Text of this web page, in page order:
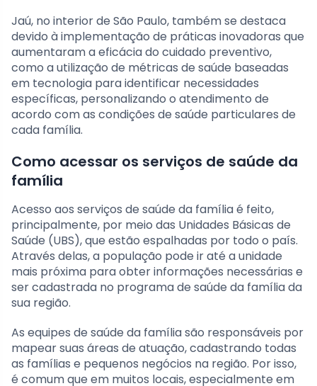
Jaú, no interior de São Paulo, também se destaca
devido à implementação de práticas inovadoras que
aumentaram a eficácia do cuidado preventivo,
como a utilização de métricas de saúde baseadas
em tecnologia para identificar necessidades
específicas, personalizando o atendimento de
acordo com as condições de saúde particulares de
cada família.
Como acessar os serviços de saúde da
família
Acesso aos serviços de saúde da família é feito,
principalmente, por meio das Unidades Básicas de
Saúde (UBS), que estão espalhadas por todo o país.
Através delas, a população pode ir até a unidade
mais próxima para obter informações necessárias e
ser cadastrada no programa de saúde da família da
sua região.
As equipes de saúde da família são responsáveis por
mapear suas áreas de atuação, cadastrando todas
as famílias e pequenos negócios na região. Por isso,
é comum que em muitos locais, especialmente em